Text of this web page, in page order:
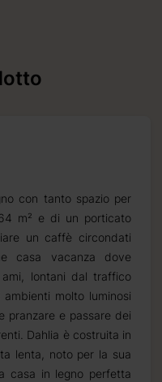
con tanto spazio per
m² e di un porticato
un caffè circondati
casa vacanza dove
lontani dal traffico
molto luminosi
pranzare e passare dei
Dahlia è costruita in
lenta, noto per la sua
casa in legno perfetta